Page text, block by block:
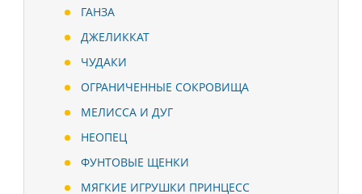
ГАНЗА
ДЖЕЛИККАТ
ЧУДАКИ
ОГРАНИЧЕННЫЕ СОКРОВИЩА
МЕЛИССА И ДУГ
НЕОПЕЦ
ФУНТОВЫЕ ЩЕНКИ
МЯГКИЕ ИГРУШКИ ПРИНЦЕСС